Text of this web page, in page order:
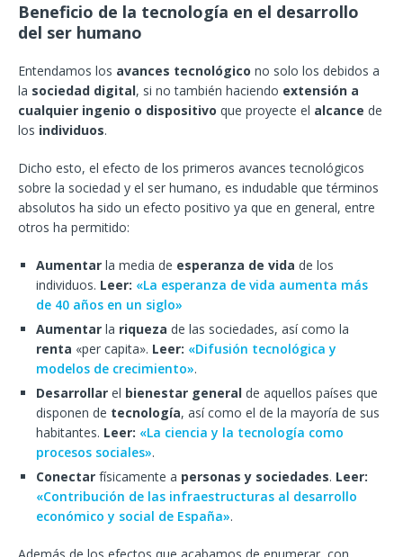
Beneficio de la tecnología en el desarrollo
del ser humano
Entendamos los avances tecnológico no solo los debidos a
la sociedad digital, si no también haciendo extensión a
cualquier ingenio o dispositivo que proyecte el alcance de
los individuos.
Dicho esto, el efecto de los primeros avances tecnológicos
sobre la sociedad y el ser humano, es indudable que términos
absolutos ha sido un efecto positivo ya que en general, entre
otros ha permitido:
Aumentar la media de esperanza de vida de los
individuos. Leer: «La esperanza de vida aumenta más
de 40 años en un siglo»
Aumentar la riqueza de las sociedades, así como la
renta «per capita». Leer: «Difusión tecnológica y
modelos de crecimiento».
Desarrollar el bienestar general de aquellos países que
disponen de tecnología, así como el de la mayoría de sus
habitantes. Leer: «La ciencia y la tecnología como
procesos sociales».
Conectar físicamente a personas y sociedades. Leer:
«Contribución de las infraestructuras al desarrollo
económico y social de España».